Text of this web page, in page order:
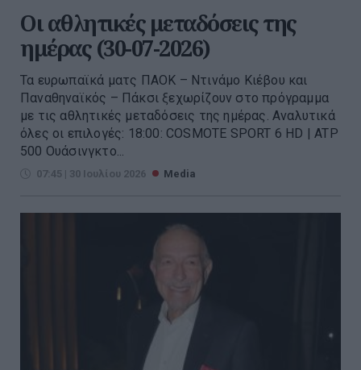
Οι αθλητικές μεταδόσεις της
ημέρας (30-07-2026)
Τα ευρωπαϊκά ματς ΠΑΟΚ – Ντινάμο Κιέβου και
Παναθηναϊκός – Πάκσι ξεχωρίζουν στο πρόγραμμα
με τις αθλητικές μεταδόσεις της ημέρας. Αναλυτικά
όλες οι επιλογές: 18:00: COSMOTE SPORT 6 HD | ATP
500 Ουάσινγκτο...
07:45 | 30 Ιουλίου 2026 Media